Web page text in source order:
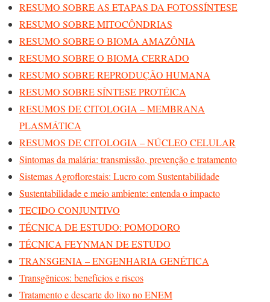
RESUMO SOBRE AS ETAPAS DA FOTOSSÍNTESE
RESUMO SOBRE MITOCÔNDRIAS
RESUMO SOBRE O BIOMA AMAZÔNIA
RESUMO SOBRE O BIOMA CERRADO
RESUMO SOBRE REPRODUÇÃO HUMANA
RESUMO SOBRE SÍNTESE PROTÉICA
RESUMOS DE CITOLOGIA – MEMBRANA
PLASMÁTICA
RESUMOS DE CITOLOGIA – NÚCLEO CELULAR
Sintomas da malária: transmissão, prevenção e tratamento
Sistemas Agroflorestais: Lucro com Sustentabilidade
Sustentabilidade e meio ambiente: entenda o impacto
TECIDO CONJUNTIVO
TÉCNICA DE ESTUDO: POMODORO
TÉCNICA FEYNMAN DE ESTUDO
TRANSGENIA – ENGENHARIA GENÉTICA
Transgênicos: benefícios e riscos
Tratamento e descarte do lixo no ENEM